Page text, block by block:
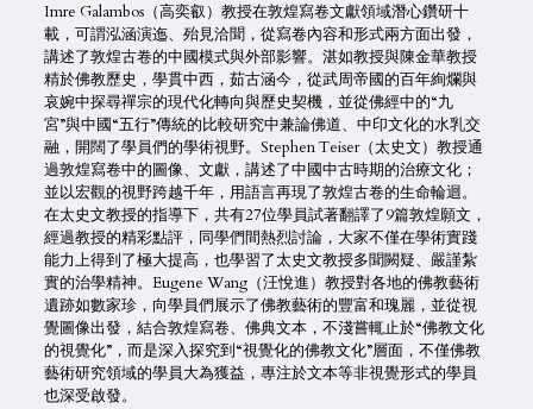
Imre Galambos（高奕叡）教授在敦煌寫卷文獻領域潛心鑽研十
載，可謂泓涵演迤、殆見洽聞，從寫卷內容和形式兩方面出發，
講述了敦煌古卷的中國模式與外部影響。湛如教授與陳金華教授
精於佛教歷史，學貫中西，茹古涵今，從武周帝國的百年絢爛與
哀婉中探尋禪宗的現代化轉向與歷史契機，並從佛經中的“九
宮”與中國“五行”傳統的比較研究中兼論佛道、中印文化的水乳交
融，開闊了學員們的學術視野。Stephen Teiser（太史文）教授通
過敦煌寫卷中的圖像、文獻，講述了中國中古時期的治療文化；
並以宏觀的視野跨越千年，用語言再現了敦煌古卷的生命輪迴。
在太史文教授的指導下，共有27位學員試著翻譯了9篇敦煌願文，
經過教授的精彩點評，同學們間熱烈討論，大家不僅在學術實踐
能力上得到了極大提高，也學習了太史文教授多聞闕疑、嚴謹紮
實的治學精神。Eugene Wang（汪悅進）教授對各地的佛教藝術
遺跡如數家珍，向學員們展示了佛教藝術的豐富和瑰麗，並從視
覺圖像出發，結合敦煌寫卷、佛典文本，不淺嘗輒止於“佛教文化
的視覺化”，而是深入探究到“視覺化的佛教文化”層面，不僅佛教
藝術研究領域的學員大為獲益，專注於文本等非視覺形式的學員
也深受啟發。